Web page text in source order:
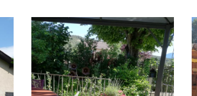
Cottage molto piacevole,
completamente indipendente,
con terrazza verdeggiante.